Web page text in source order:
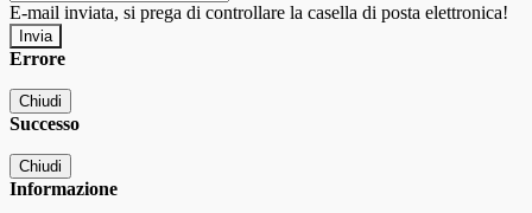
E-mail inviata, si prega di controllare la casella di posta elettronica!
Errore
Chiudi
Successo
Chiudi
Informazione